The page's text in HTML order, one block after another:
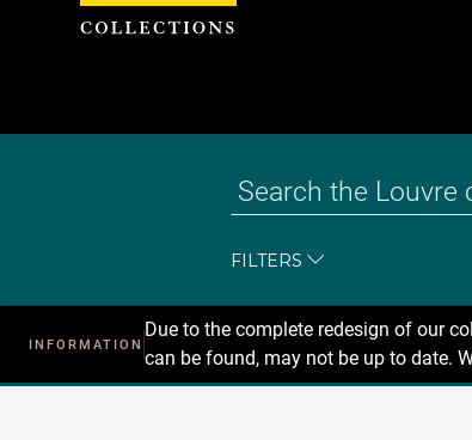
FILTERS
INFORMATION
Due to the complete redesign of our
can be found, may not be up to date.
Recherche
Cookies management panel